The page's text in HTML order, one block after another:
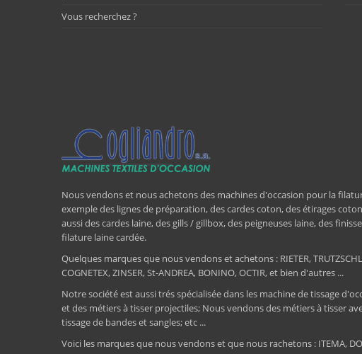
Vous recherchez ?
Nous vendons et nous achetons des machines d'occasion pour la
exemple des lignes de préparation, des cardes coton, des étirages
aussi des cardes laine, des gills / gillbox, des peigneuses laine, des
filature laine cardée.
Quelques marques que nous vendons et achetons : RIETER,
COGNETEX, ZINSER, St-ANDREA, BONINO, OCTIR, et bien d'autres ...
Notre société est aussi trés spécialisée dans les machine de tissage
et des métiers à tisser projectiles; Nous vendons des métiers à tisser
tissage de bandes et sangles; etc ...
Voici les marques que nous vendons et que nous rachetons : ITEMA,